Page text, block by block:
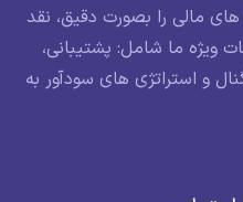
های مالی را بصورت دقیق، نقد
ویژه ما شامل: پشتیبانی،
و استراتژی های سودآور به